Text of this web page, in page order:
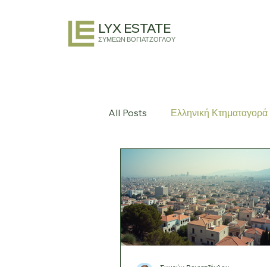
LYX ESTATE
ΣΥΜΕΩΝ ΒΟΓΙΑΤΖΟΓΛΟΥ
All Posts Ελληνική Κτηματαγορά